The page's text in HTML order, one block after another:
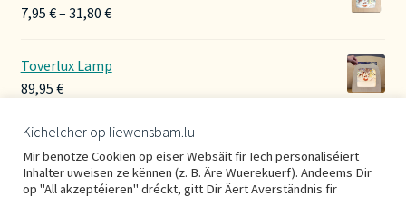
7,95 €– 31,80 €Preisspanne:
Toverlux Lamp
89,95 €
Hoerbänner Wollwalk
29,00€
Kichelcher op liewensbam.lu
Mir benotze Cookien op eiser Websäit fir Iech personaliséiert
Inhalter uweisen ze kënnen (z. B. Äre Wuerekuerf). Andeems Dir
op "All akzeptéieren" dréckt, gitt Dir Äert Averständnis fir